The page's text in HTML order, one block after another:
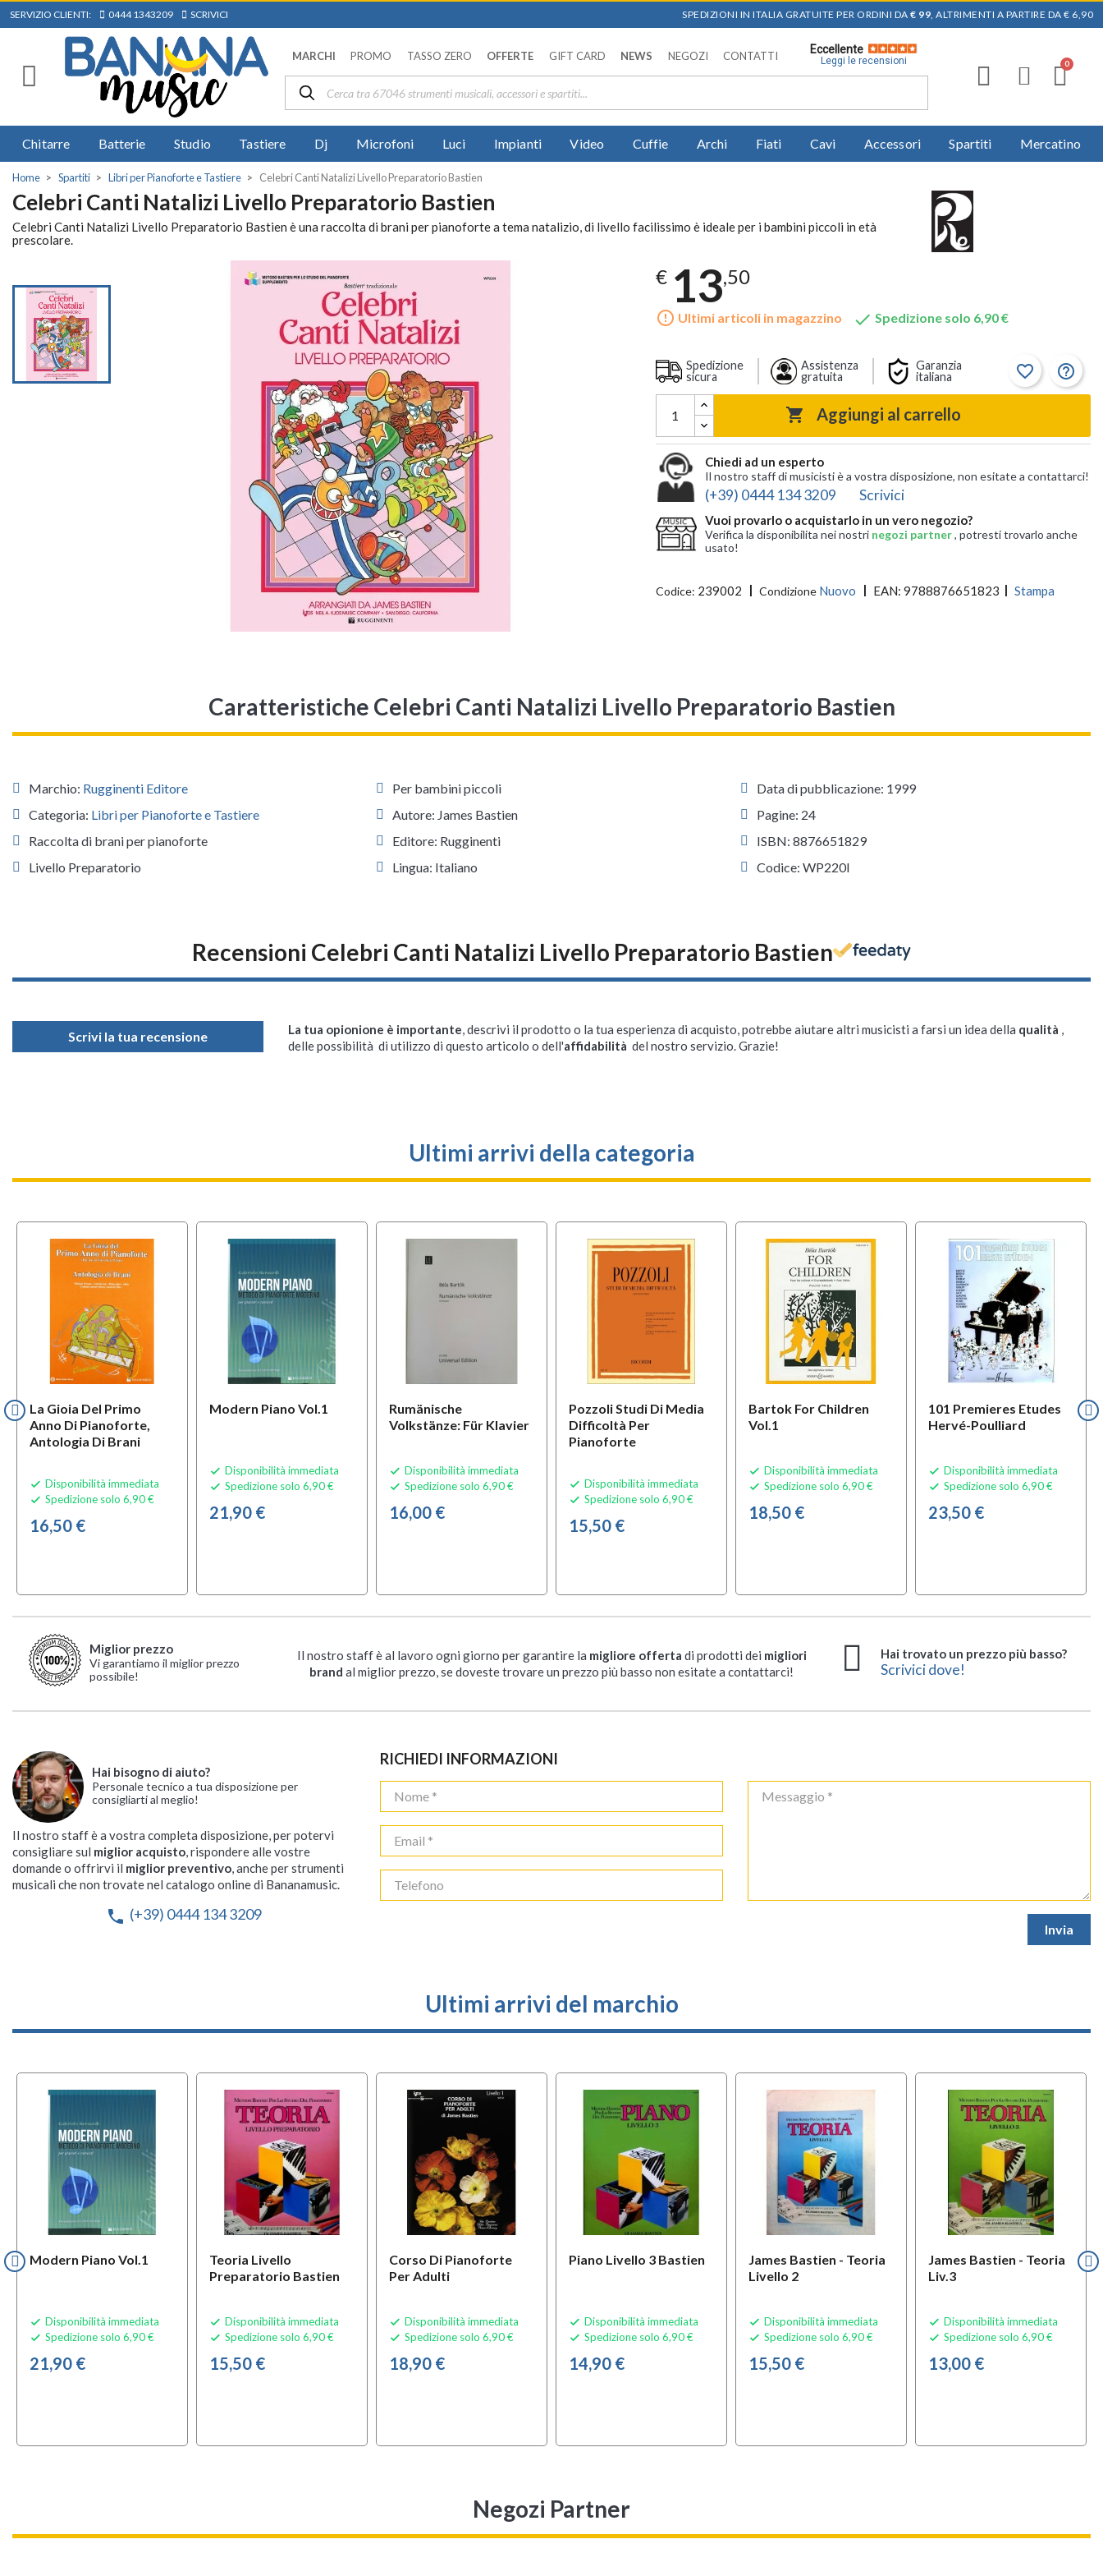
SERVIZIO CLIENTI: 0444 1343209 SCRIVICI SPEDIZIONI IN ITALIA GRATUITE PER ORDINI DA € 99, ALTRIMENTI A PARTIRE DA € 6,90
MARCHI PROMO TASSO ZERO OFFERTE GIFT CARD NEWS NEGOZI CONTATTI
Eccellente
Leggi le recensioni
Chitarre Batterie Studio Tastiere Dj Microfoni Luci Impianti Video Cuffie Archi Fiati Cavi Accessori Spartiti Mercatino
Home Spartiti Libri per Pianoforte e Tastiere Celebri Canti Natalizi Livello Preparatorio Bastien
Celebri Canti Natalizi Livello Preparatorio Bastien
Celebri Canti Natalizi Livello Preparatorio Bastien è una raccolta di brani per pianoforte a tema natalizio, di livello facilissimo è ideale per i bambini piccoli in età
prescolare.
€ 13,50
error_outline Ultimi articoli in magazzino  Spedizione solo 6,90 €
Spedizione
sicura
Assistenza
gratuita
Garanzia
italiana
favorite_border help_outline
 Aggiungi al carrello
Chiedi ad un esperto
Il nostro staff di musicisti è a vostra disposizione, non esitate a contattarci!
(+39) 0444 134 3209 Scrivici
Vuoi provarlo o acquistarlo in un vero negozio?
Verifica la disponibilita nei nostri negozi partner, potresti trovarlo anche
usato!
Codice: 239002 Condizione Nuovo EAN: 9788876651823 Stampa
Caratteristiche Celebri Canti Natalizi Livello Preparatorio Bastien
Marchio: Rugginenti Editore
Categoria: Libri per Pianoforte e Tastiere
Raccolta di brani per pianoforte
Livello Preparatorio
Per bambini piccoli
Autore: James Bastien
Editore: Rugginenti
Lingua: Italiano
Data di pubblicazione: 1999
Pagine: 24
ISBN: 8876651829
Codice: WP220I
Recensioni Celebri Canti Natalizi Livello Preparatorio Bastien
Scrivi la tua recensione La tua opionione è importante, descrivi il prodotto o la tua esperienza di acquisto, potrebbe aiutare altri musicisti a farsi un idea della qualità ,
delle possibilità di utilizzo di questo articolo o dell'affidabilità del nostro servizio. Grazie!
Ultimi arrivi della categoria
La Gioia Del Primo
Anno Di Pianoforte,
Antologia Di Brani
 Disponibilità immediata
 Spedizione solo 6,90 €
16,50 €
Modern Piano Vol.1
 Disponibilità immediata
 Spedizione solo 6,90 €
21,90 €
Rumänische
Volkstänze: Für Klavier
 Disponibilità immediata
 Spedizione solo 6,90 €
16,00 €
Pozzoli Studi Di Media
Difficoltà Per
Pianoforte
 Disponibilità immediata
 Spedizione solo 6,90 €
15,50 €
Bartok For Children
Vol.1
 Disponibilità immediata
 Spedizione solo 6,90 €
18,50 €
101 Premieres Etudes
Hervé-Poulliard
 Disponibilità immediata
 Spedizione solo 6,90 €
23,50 €
Miglior prezzo
Vi garantiamo il miglior prezzo
possibile!
Il nostro staff è al lavoro ogni giorno per garantire la migliore offerta di prodotti dei migliori
brand al miglior prezzo, se doveste trovare un prezzo più basso non esitate a contattarci!
Hai trovato un prezzo più basso?
Scrivici dove!
Hai bisogno di aiuto?
Personale tecnico a tua disposizione per
consigliarti al meglio!
Il nostro staff è a vostra completa disposizione, per potervi
consigliare sul miglior acquisto, rispondere alle vostre
domande o offrirvi il miglior preventivo, anche per strumenti
musicali che non trovate nel catalogo online di Bananamusic.
phone (+39) 0444 134 3209
RICHIEDI INFORMAZIONI
Ultimi arrivi del marchio
Modern Piano Vol.1
 Disponibilità immediata
 Spedizione solo 6,90 €
21,90 €
Teoria Livello
Preparatorio Bastien
 Disponibilità immediata
 Spedizione solo 6,90 €
15,50 €
Corso Di Pianoforte
Per Adulti
 Disponibilità immediata
 Spedizione solo 6,90 €
18,90 €
Piano Livello 3 Bastien
 Disponibilità immediata
 Spedizione solo 6,90 €
14,90 €
James Bastien - Teoria
Livello 2
 Disponibilità immediata
 Spedizione solo 6,90 €
15,50 €
James Bastien - Teoria
Liv.3
 Disponibilità immediata
 Spedizione solo 6,90 €
13,00 €
Negozi Partner